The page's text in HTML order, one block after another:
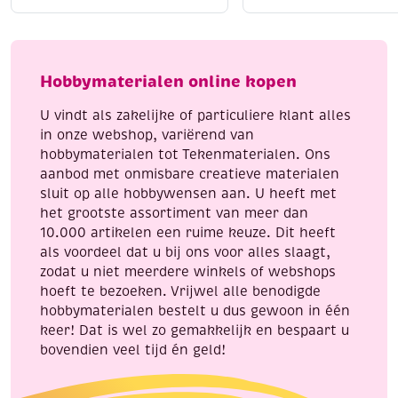
voor behoud van vorm
professionele en luxe uitstraling.
50
geel
50
groen
Hobbymaterialen online kopen
U vindt als zakelijke of particuliere klant alles
in onze webshop, variërend van
hobbymaterialen tot Tekenmaterialen. Ons
aanbod met onmisbare creatieve materialen
sluit op alle hobbywensen aan. U heeft met
het grootste assortiment van meer dan
10.000 artikelen een ruime keuze. Dit heeft
als voordeel dat u bij ons voor alles slaagt,
zodat u niet meerdere winkels of webshops
hoeft te bezoeken. Vrijwel alle benodigde
hobbymaterialen bestelt u dus gewoon in één
keer! Dat is wel zo gemakkelijk en bespaart u
bovendien veel tijd én geld!